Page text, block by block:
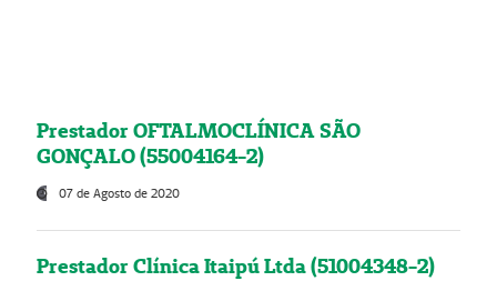
Prestador OFTALMOCLÍNICA SÃO
GONÇALO (55004164-2)
07 de Agosto de 2020
Prestador Clínica Itaipú Ltda (51004348-2)